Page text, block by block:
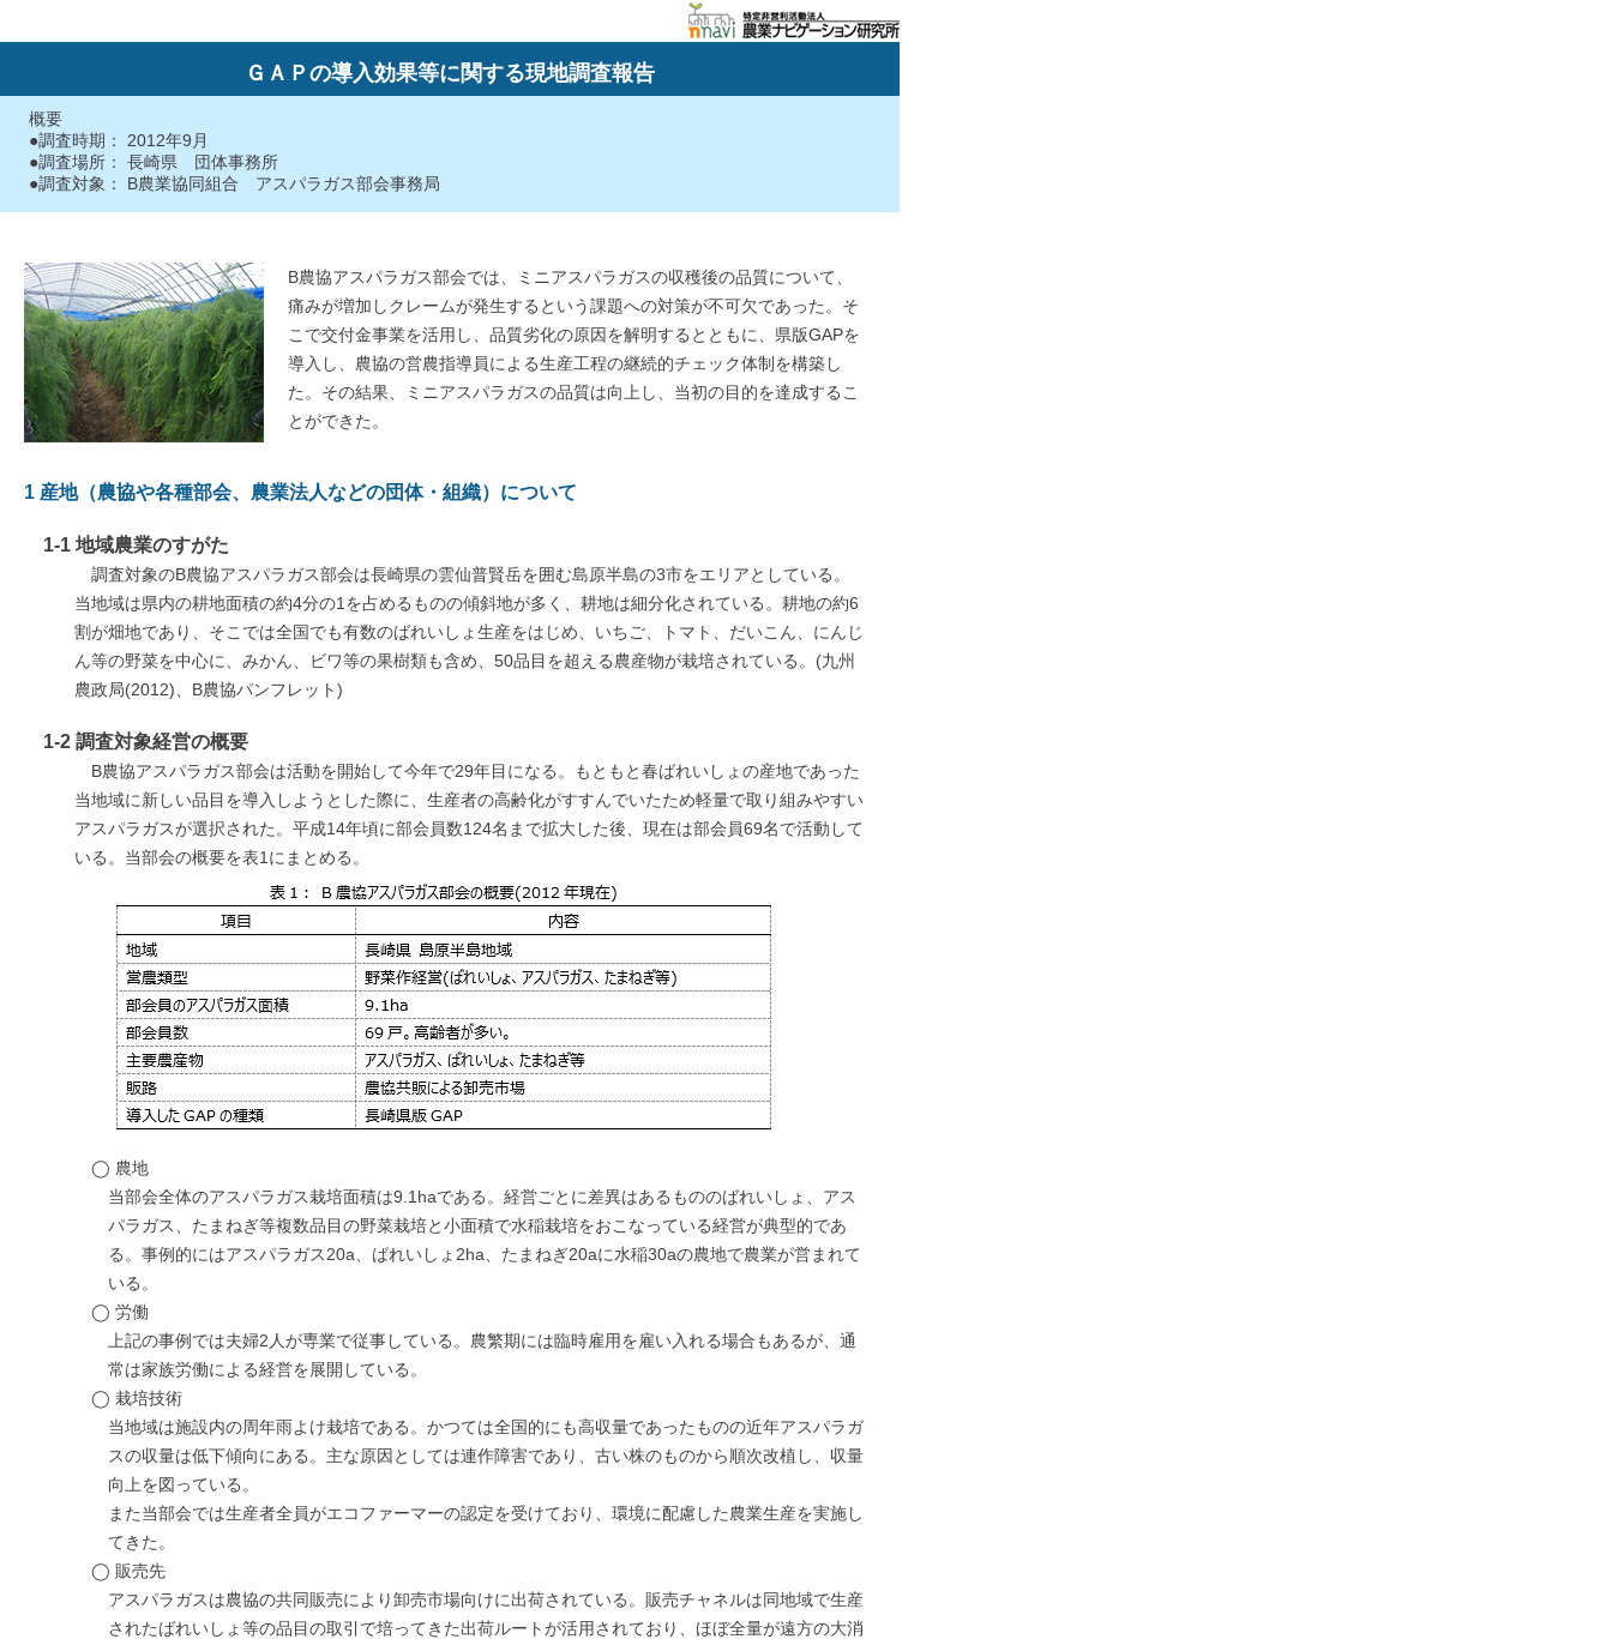
ＧＡＰの導入効果等に関する現地調査報告
概要
●調査時期： 2012年9月
●調査場所： 長崎県 団体事務所
●調査対象： B農業協同組合 アスパラガス部会事務局
B農協アスパラガス部会では、ミニアスパラガスの収穫後の品質について、
痛みが増加しクレームが発生するという課題への対策が不可欠であった。そ
こで交付金事業を活用し、品質劣化の原因を解明するとともに、県版GAPを
導入し、農協の営農指導員による生産工程の継続的チェック体制を構築し
た。その結果、ミニアスパラガスの品質は向上し、当初の目的を達成するこ
とができた。
1 産地（農協や各種部会、農業法人などの団体・組織）について
1-1 地域農業のすがた
調査対象のB農協アスパラガス部会は長崎県の雲仙普賢岳を囲む島原半島の3市をエリアとしている。
当地域は県内の耕地面積の約4分の1を占めるものの傾斜地が多く、耕地は細分化されている。耕地の約6
割が畑地であり、そこでは全国でも有数のばれいしょ生産をはじめ、いちご、トマト、だいこん、にんじ
ん等の野菜を中心に、みかん、ビワ等の果樹類も含め、50品目を超える農産物が栽培されている。(九州
農政局(2012)、B農協パンフレット)
1-2 調査対象経営の概要
B農協アスパラガス部会は活動を開始して今年で29年目になる。もともと春ばれいしょの産地であった
当地域に新しい品目を導入しようとした際に、生産者の高齢化がすすんでいたため軽量で取り組みやすい
アスパラガスが選択された。平成14年頃に部会員数124名まで拡大した後、現在は部会員69名で活動して
いる。当部会の概要を表1にまとめる。
◯ 農地
当部会全体のアスパラガス栽培面積は9.1haである。経営ごとに差異はあるもののばれいしょ、アス
パラガス、たまねぎ等複数品目の野菜栽培と小面積で水稲栽培をおこなっている経営が典型的であ
る。事例的にはアスパラガス20a、ばれいしょ2ha、たまねぎ20aに水稲30aの農地で農業が営まれて
いる。
◯ 労働
上記の事例では夫婦2人が専業で従事している。農繁期には臨時雇用を雇い入れる場合もあるが、通
常は家族労働による経営を展開している。
◯ 栽培技術
当地域は施設内の周年雨よけ栽培である。かつては全国的にも高収量であったものの近年アスパラガ
スの収量は低下傾向にある。主な原因としては連作障害であり、古い株のものから順次改植し、収量
向上を図っている。
また当部会では生産者全員がエコファーマーの認定を受けており、環境に配慮した農業生産を実施し
てきた。
◯ 販売先
アスパラガスは農協の共同販売により卸売市場向けに出荷されている。販売チャネルは同地域で生産
されたばれいしょ等の品目の取引で培ってきた出荷ルートが活用されており、ほぼ全量が遠方の大消